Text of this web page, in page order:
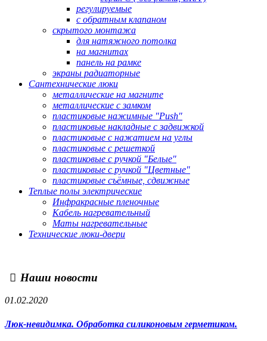
регулируемые
с обратным клапаном
скрытого монтажа
для натяжного потолка
на магнитах
панель на рамке
экраны радиаторные
Сантехнические люки
металлические на магните
металлические с замком
пластиковые нажимные "Push"
пластиковые накладные с задвижкой
пластиковые с нажатием на углы
пластиковые с решеткой
пластиковые с ручкой "Белые"
пластиковые с ручкой "Цветные"
пластиковые съёмные, сдвижные
Теплые полы электрические
Инфракрасные пленочные
Кабель нагревательный
Маты нагревательные
Технические люки-двери
Наши новости
01.02.2020
Люк-невидимка. Обработка силиконовым герметиком.